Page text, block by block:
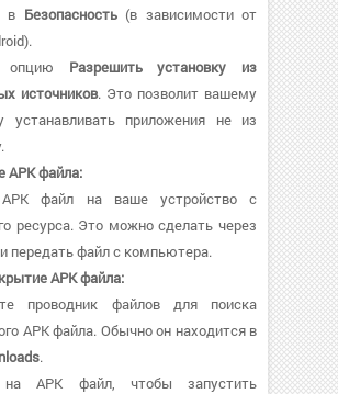
в Безопасность(в зависимости от
опцию Разрешить установку из
источников. Это позволит вашему
устанавливать приложения не из
APK файла:
APK файл на ваше устройство с
ресурса. Это можно сделать через
передать файл с компьютера.
APK файла:
проводник файлов для поиска
APK файла. Обычно он находится в
.
APK файл, чтобы запустить